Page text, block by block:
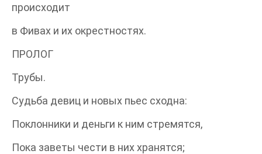
происходит
в Фивах и их окрестностях.
ПРОЛОГ
Трубы.
Судьба девиц и новых пьес сходна:
Поклонники и деньги к ним стремятся,
Пока заветы чести в них хранятся;